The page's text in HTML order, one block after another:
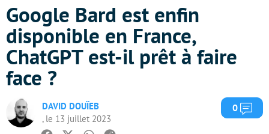
Google Bard est enfin
disponible en France,
ChatGPT est-il prêt à faire
face ?
DAVID DOUÏEB
, le 13 juillet 2023
0